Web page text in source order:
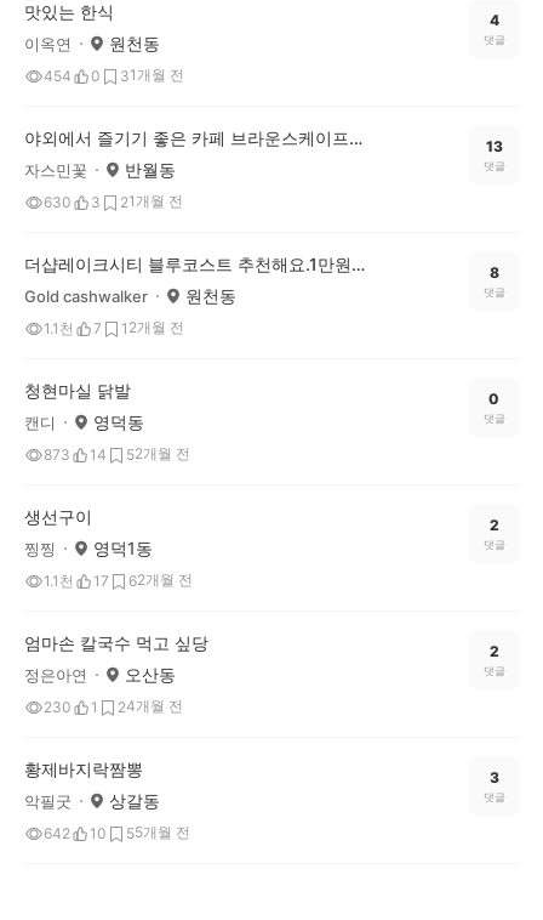
맛있는 한식
이옥연 원천동
454 0 31개월 전
4
댓글
야외에서 즐기기 좋은 카페 브라운스케이프 추천해요
자스민꽃 반월동
630 3 21개월 전
13
댓글
더샵레이크시티 블루코스트 추천해요.1만원의 행복
Gold cashwalker 원천동
1.1천 7 1 2개월 전
8
댓글
청현마실 닭발
캔디 영덕동
873 14 52개월 전
0
댓글
생선구이
찡찡 영덕1동
1.1천 17 62개월 전
2
댓글
엄마손 칼국수 먹고 싶당
정은아연 오산동
230 1 24개월 전
2
댓글
황제바지락짬뽕
악필굿 상갈동
642 10 55개월 전
3
댓글